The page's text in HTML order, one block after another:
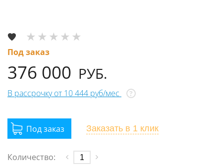
Под заказ
376 000 РУБ.
В рассрочку от 10 444 руб/мес ?
Заказать в 1 клик
Количество: